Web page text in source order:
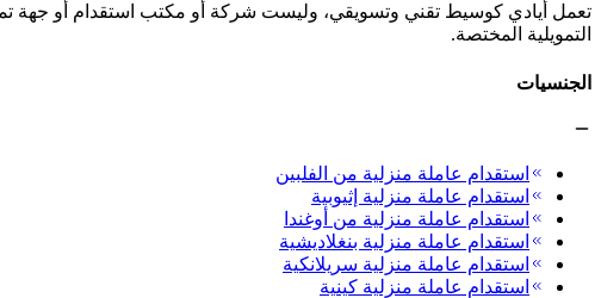
تعمل أيادي كوسيط تقني وتسويقي، وليست شركة أو مكتب استقدام أو جهة
التمويلية المختصة.
الجنسيات
استقدام عاملة منزلية من الفلبين
استقدام عاملة منزلية إثيوبية
استقدام عاملة منزلية من أوغندا
استقدام عاملة منزلية بنغلاديشية
استقدام عاملة منزلية سريلانكية
استقدام عاملة منزلية كينية